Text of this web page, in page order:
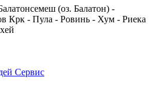
(оз. Балатон) -
Крк - Пула - Ровинь - Хум - Риека
Сервис